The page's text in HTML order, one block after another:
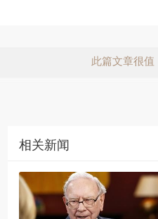
此篇文章很值
相关新闻